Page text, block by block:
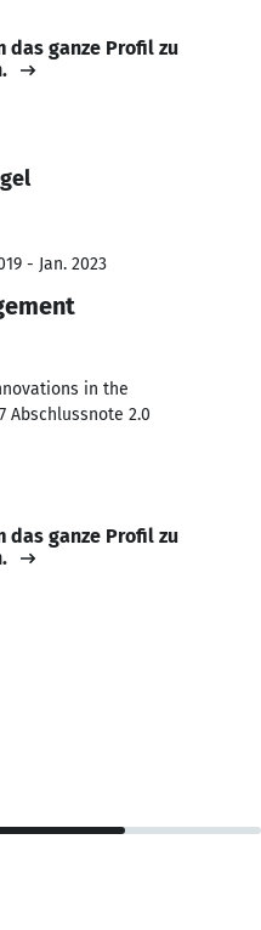
das ganze Profil zu
- Jan. 2023
in the
Abschlussnote 2.0
das ganze Profil zu